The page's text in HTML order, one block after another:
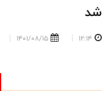
شد
12:14
1401/08/15